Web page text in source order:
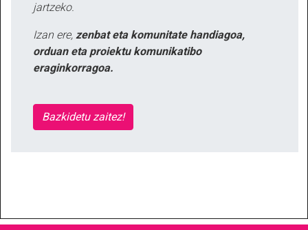
jartzeko.
Izan ere, zenbat eta komunitate handiagoa,
orduan eta proiektu komunikatibo
eraginkorragoa.
Bazkidetu zaitez!